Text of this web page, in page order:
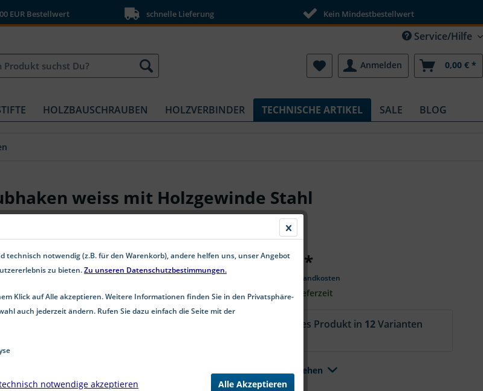
EUR Bestellwert schnelle Lieferung Kein Mindestbestellwert
Service/Hilfe
Anmelden 0,00 € *
HOLZBAUSCHRAUBEN HOLZVERBINDER TECHNISCHE ARTIKEL SALE BLOG
weiss mit Holzgewinde Stahl
ab 3,90 € *
zzgl. Versandkosten
2-5 Werktage Lieferzeit
Aktuell ist dieses Produkt in 12Varianten
Alle Varianten ansehen
technisch notwendig (z.B. für den Warenkorb), andere helfen uns, unser Angebot
zu bieten.Zu unseren Datenschutzbestimmungen.
Klick auf Alle akzeptieren. Weitere Informationen finden Sie in den Privatsphäre-
auch jederzeit ändern. Rufen Sie dazu einfach die Seite mit der
notwendige akzeptieren Alle Akzeptieren